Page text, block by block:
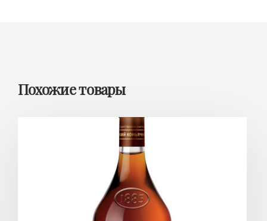
Похожие товары